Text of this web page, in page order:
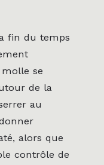
fin du temps
molle se
de la
au
alors que
contrôle de